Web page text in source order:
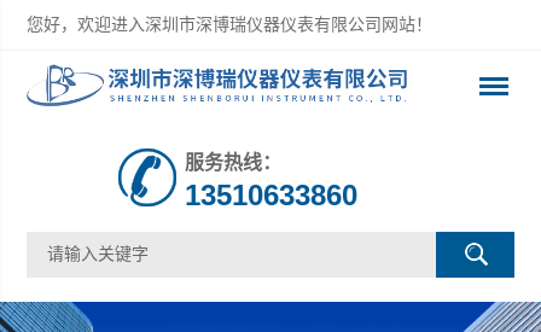
您好，欢迎进入深圳市深博瑞仪器仪表有限公司网站！
服务热线：
13510633860